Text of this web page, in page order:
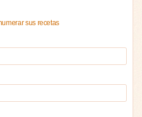
sus recetas